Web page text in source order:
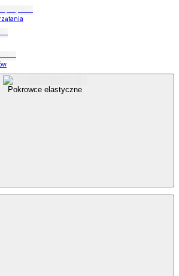
Pokrowce elastyczne